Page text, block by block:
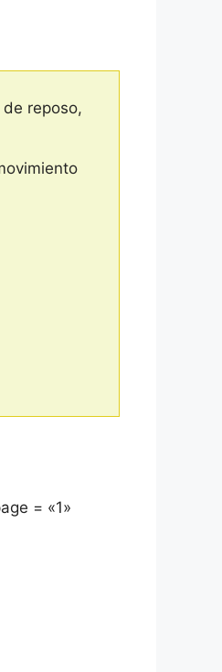
reposo,
= «1»